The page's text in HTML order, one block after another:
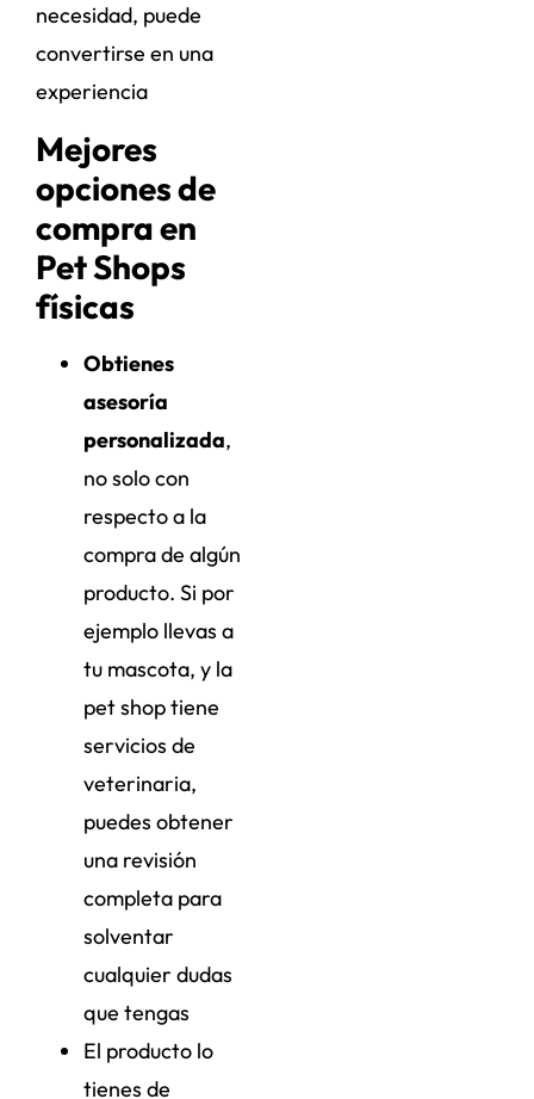
necesidad, puede
convertirse en una
experiencia
Mejores
opciones de
compra en
Pet Shops
físicas
Obtienes
asesoría
personalizada,
no solo con
respecto a la
compra de algún
producto. Si por
ejemplo llevas a
tu mascota, y la
pet shop tiene
servicios de
veterinaria,
puedes obtener
una revisión
completa para
solventar
cualquier dudas
que tengas
El producto lo
tienes de